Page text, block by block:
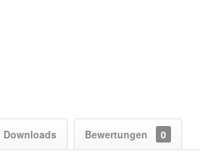
Downloads Bewertungen 0